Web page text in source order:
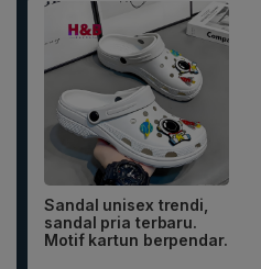
Sandal unisex trendi,
sandal pria terbaru.
Motif kartun berpendar.